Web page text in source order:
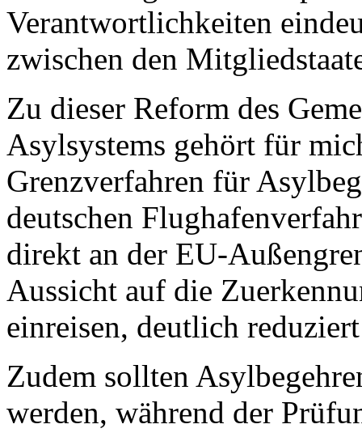
Verantwortlichkeiten
zwischen den
Zu dieser Reform des
Asylsystems gehört für
Grenzverfahren für
deutschen
direkt an der EU-
Aussicht auf die
einreisen, deutlich
Zudem sollten
werden, während der